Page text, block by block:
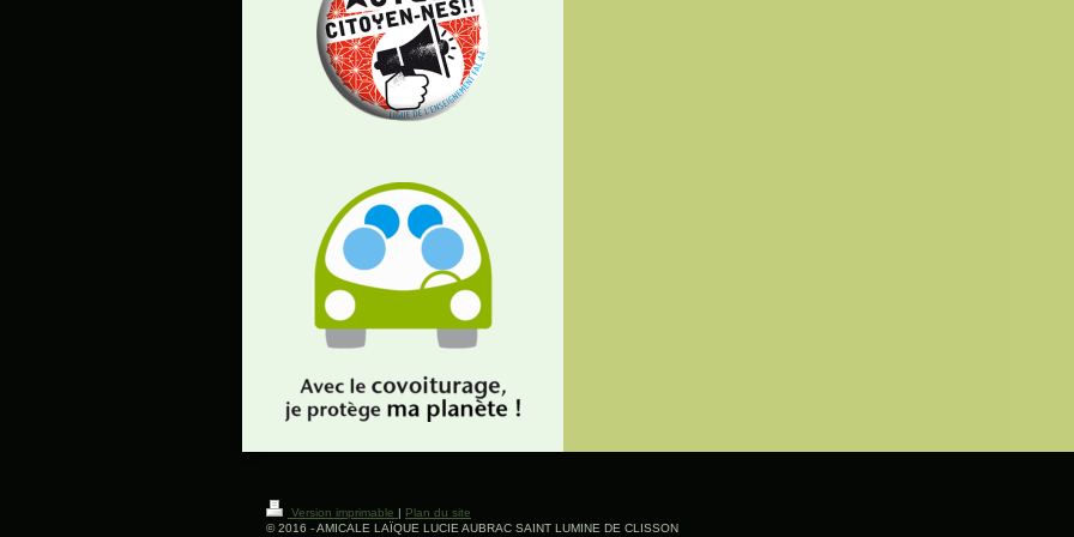
Version imprimable | Plan du site
© 2016 - AMICALE LAÏQUE LUCIE AUBRAC SAINT LUMINE DE CLISSON